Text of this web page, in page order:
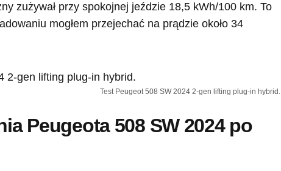
zużywał przy spokojnej jeździe 18,5 kWh/100 km. To
mogłem przejechać na prądzie około 34
Test Peugeot 508 SW 2024 2-gen lifting plug-in hybrid.
Peugeota 508 SW 2024 po